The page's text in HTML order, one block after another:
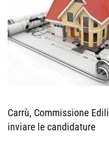
Carrù, Commissione
inviare le candidature